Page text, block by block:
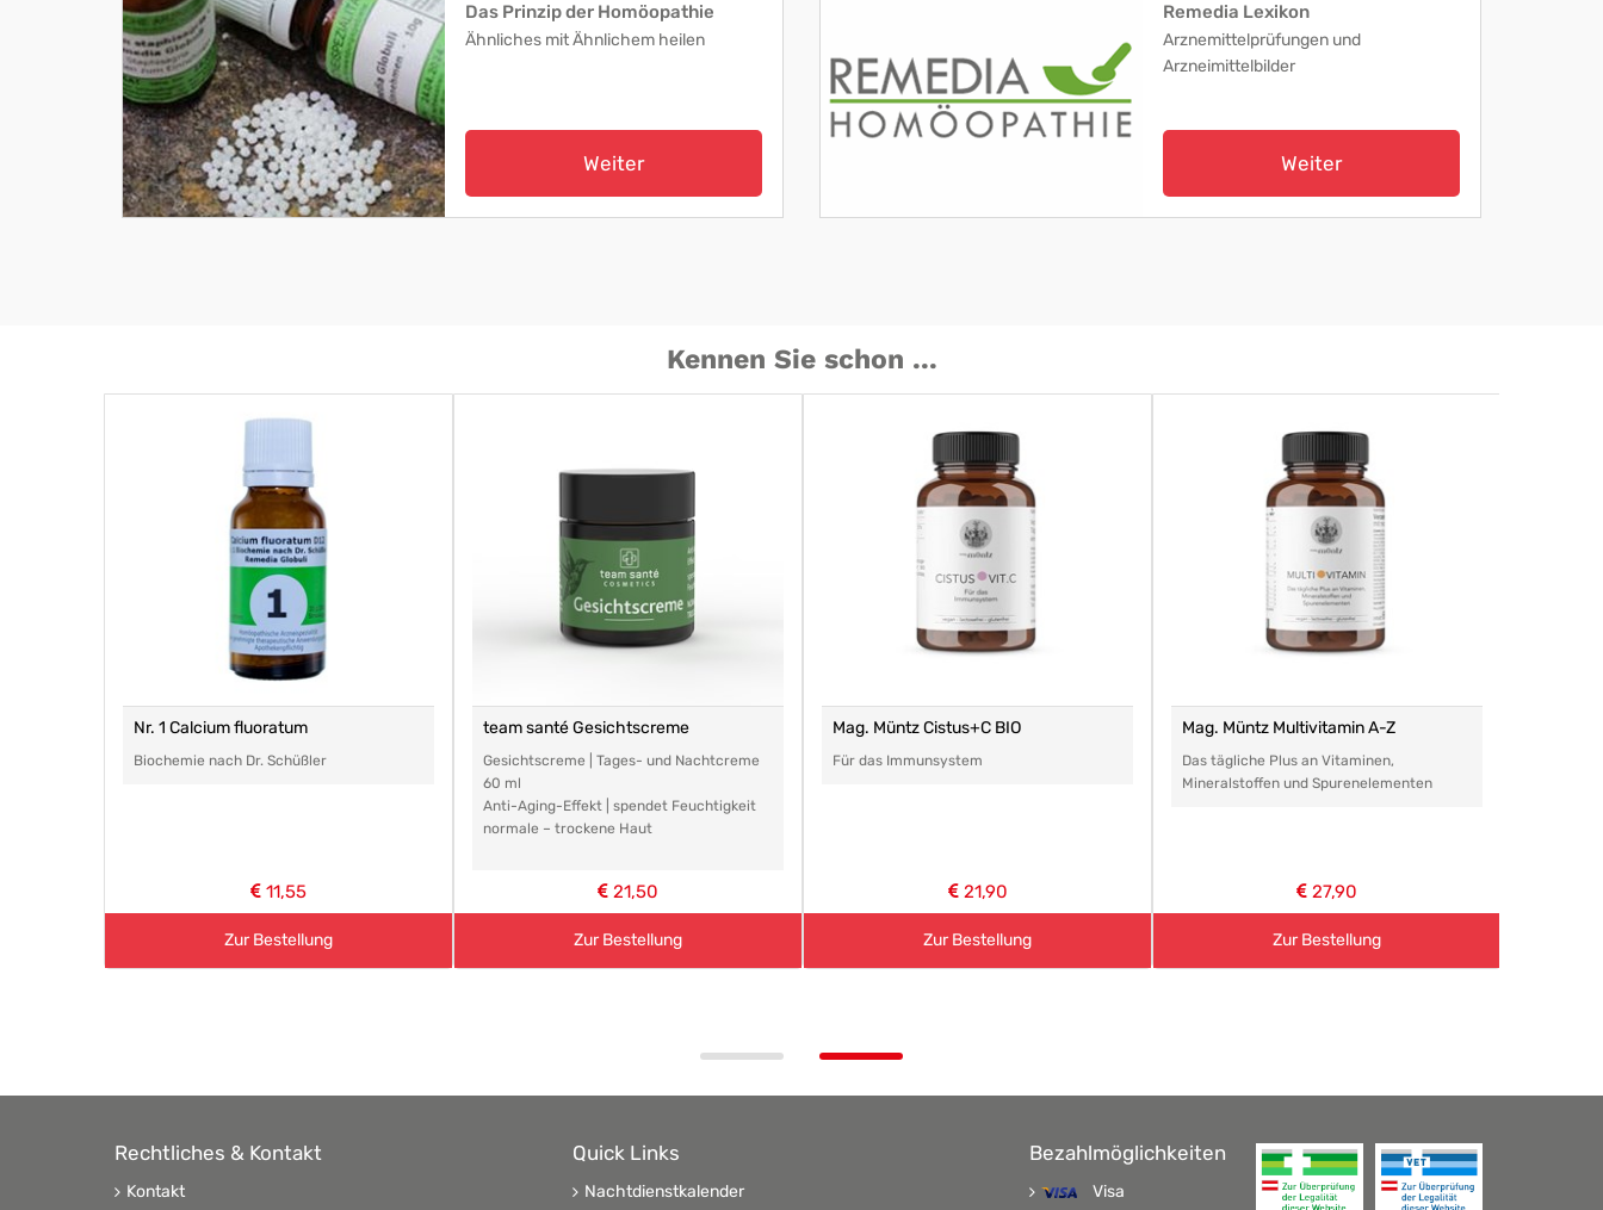
Das Prinzip der Homöopathie
Ähnliches mit Ähnlichem heilen
Weiter
Remedia Lexikon
Arznemittelprüfungen und
Arzneimittelbilder
Weiter
Kennen Sie schon ...
Nr. 1 Calcium fluoratum
Biochemie nach Dr. Schüßler
11,55
Zur Bestellung
team santé Gesichtscreme
Gesichtscreme | Tages- und Nachtcreme
60 ml
Anti-Aging-Effekt | spendet Feuchtigkeit
normale – trockene Haut
21,50
Zur Bestellung
Mag. Müntz Cistus+C BIO
Für das Immunsystem
21,90
Zur Bestellung
Mag. Müntz Multivitamin A-Z
Das tägliche Plus an Vitaminen,
Mineralstoffen und Spurenelementen
27,90
Zur Bestellung
Rechtliches & Kontakt
Kontakt
Quick Links
Nachtdienstkalender
Bezahlmöglichkeiten
Visa